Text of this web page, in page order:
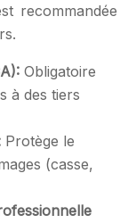
recommandée
Obligatoire
à des tiers
Protège le
(casse,